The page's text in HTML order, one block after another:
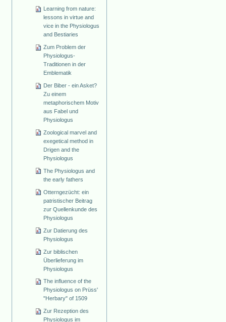
Learning from nature:
lessons in virtue and
vice in the Physiologus
and Bestiaries
Zum Problem der
Physiologus-
Traditionen in der
Emblematik
Der Biber - ein Asket?
Zu einem
metaphorischem Motiv
aus Fabel und
Physiologus
Zoological marvel and
exegetical method in
Drigen and the
Physiologus
The Physiologus and
the early fathers
Otterngezücht: ein
patristischer Beitrag
zur Quellenkunde des
Physiologus
Zur Datierung des
Physiologus
Zur biblischen
Überlieferung im
Physiologus
The influence of the
Physiologus on Prüss'
"Herbary" of 1509
Zur Rezeption des
Physiologus im